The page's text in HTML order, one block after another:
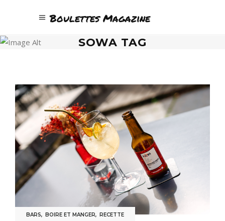
Boulettes Magazine
SOWA TAG
BARS, BOIRE ET MANGER, RECETTE